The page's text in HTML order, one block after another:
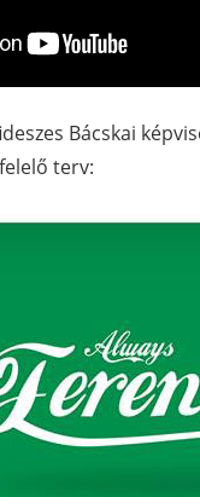
Bácskai
terv: